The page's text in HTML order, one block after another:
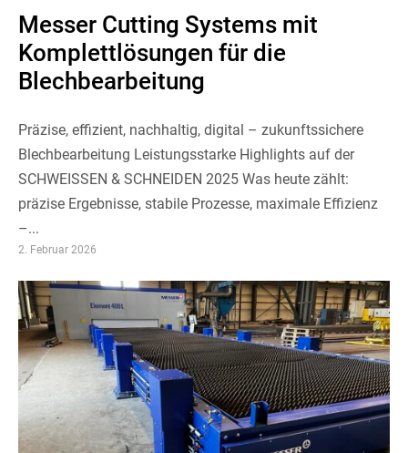
Messer Cutting Systems mit
Komplettlösungen für die
Blechbearbeitung
Präzise, effizient, nachhaltig, digital – zukunftssichere
Blechbearbeitung Leistungsstarke Highlights auf der
SCHWEISSEN & SCHNEIDEN 2025 Was heute zählt:
präzise Ergebnisse, stabile Prozesse, maximale Effizienz
–...
2. Februar 2026